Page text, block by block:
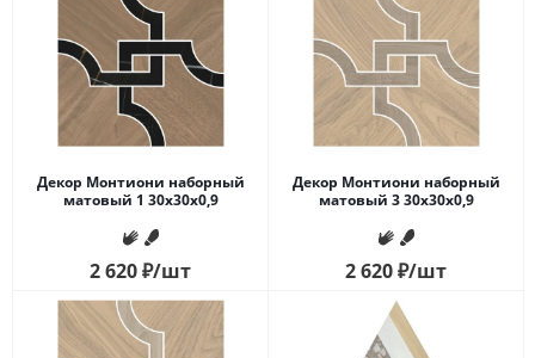
Декор Монтиони наборный
матовый 1 30x30x0,9
2 620₽/шт
Декор Монтиони наборный
матовый 3 30x30x0,9
2 620₽/шт